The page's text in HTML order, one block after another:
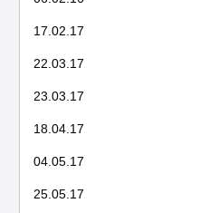
17.02.17
22.03.17
23.03.17
18.04.17
04.05.17
25.05.17